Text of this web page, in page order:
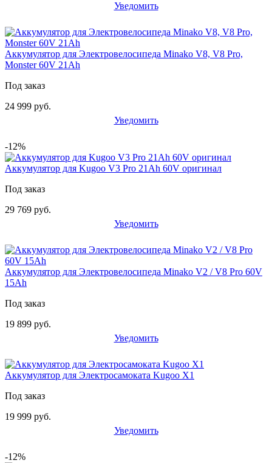
Уведомить
Аккумулятор для Электровелосипеда Minako V8, V8 Pro,
Monster 60V 21Ah
Под заказ
24 999 руб.
Уведомить
-12%
Аккумулятор для Kugoo V3 Pro 21Ah 60V оригинал
Под заказ
29 769 руб.
Уведомить
Аккумулятор для Электровелосипеда Minako V2 / V8 Pro 60V
15Ah
Под заказ
19 899 руб.
Уведомить
Аккумулятор для Электросамоката Kugoo X1
Под заказ
19 999 руб.
Уведомить
-12%